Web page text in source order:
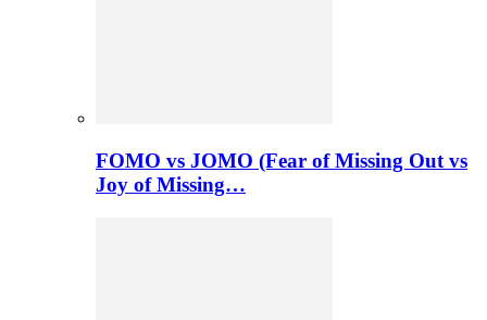
FOMO vs JOMO (Fear of Missing Out vs
Joy of Missing…